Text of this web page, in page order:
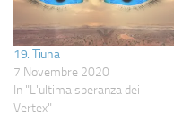
19. Tiuna
7 Novembre 2020
In "L'ultima speranza dei
Vertex"